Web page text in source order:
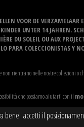
VOOR DE VERZAMELAAR
UNTER 14 JAHREN.
DU SOLEIL OU AUX
COLECCIONISTAS Y
non rientrano nelle nostre collezioni o
che possiamo aiutarti con il
accetti il